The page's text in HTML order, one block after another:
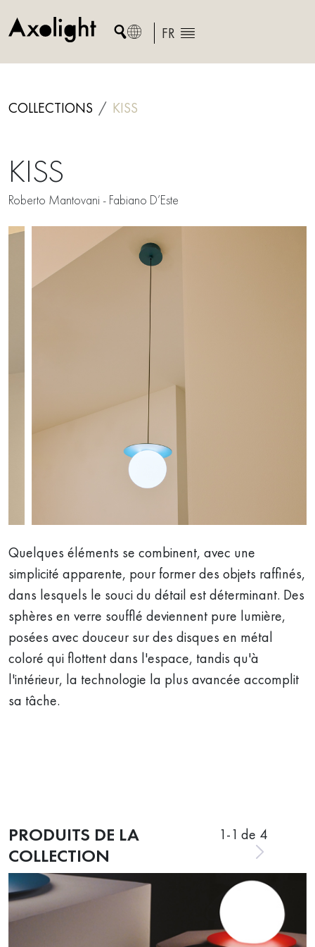
to
FR
COLLECTIONS KISS
KISS
Roberto Mantovani - Fabiano D’Este
Quelques éléments se combinent, avec une
simplicité apparente, pour former des objets raffinés,
dans lesquels le souci du détail est déterminant. Des
sphères en verre soufflé deviennent pure lumière,
posées avec douceur sur des disques en métal
coloré qui flottent dans l'espace, tandis qu'à
l'intérieur, la technologie la plus avancée accomplit
sa tâche.
PRODUITS DE LA
COLLECTION
1-1 de 4